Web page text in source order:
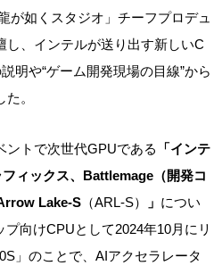
が如くスタジオ」チーフプロデュ
し、インテルが送り出す新しいC
明や“ゲーム開発現場の目線”から
。
ントで次世代GPUである
「インテ
ィックス、Battlemage（開発コ
Lake-S （ARL-S） 」 につい
向けCPUとして2024年10月にリ
」のことで、AIアクセラレータ